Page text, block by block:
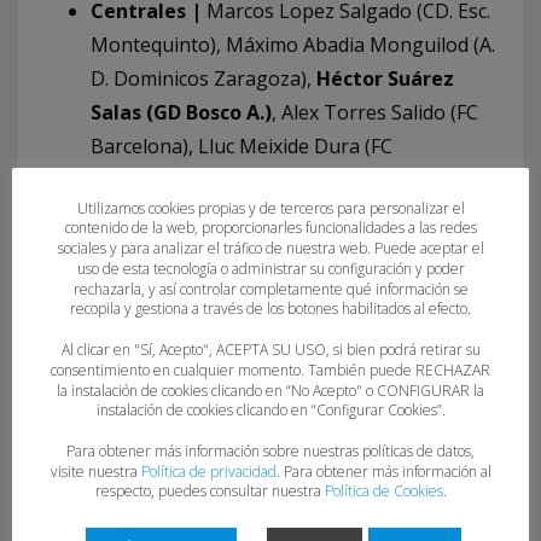
Centrales | Marcos Lopez Salgado (CD. Esc.
Montequinto), Máximo Abadia Monguilod (A.
D. Dominicos Zaragoza), Héctor Suárez
Salas (GD Bosco A.), Alex Torres Salido (FC
Barcelona), Lluc Meixide Dura (FC
Granollers), Jacobo Lamas López (Bm
Reconquista de Vigo) y Xabier Gallego
Martínez (Bm. Luceros)
Laterales derechos| Luis Antonio Maties
Huertas (CD. Urci Almería), Ivo Asarta
Gabasa (A. D. Dominicos Zaragoza), Javier
Obiang Nse (A. D. Dominicos Zaragoza),
Alejandro Pérez Cotillas (C.D Agustinos
Alicante), Mario Cisneros González (C.D.
Utilizamos cookies propias y de terceros para personalizar el
contenido de la web, proporcionarles funcionalidades a las redes
sociales y para analizar el tráfico de nuestra web. Puede aceptar el
uso de esta tecnología o administrar su configuración y poder
rechazarla, y así controlar completamente qué información se
recopila y gestiona a través de los botones habilitados al efecto.
Al clicar en "Sí, Acepto", ACEPTA SU USO, si bien podrá retirar su
consentimiento en cualquier momento. También puede RECHAZAR
la instalación de cookies clicando en “No Acepto" o CONFIGURAR la
instalación de cookies clicando en “Configurar Cookies”.
Para obtener más información sobre nuestras políticas de datos,
visite nuestra Política de privacidad. Para obtener más información al
respecto, puedes consultar nuestra Política de Cookies.